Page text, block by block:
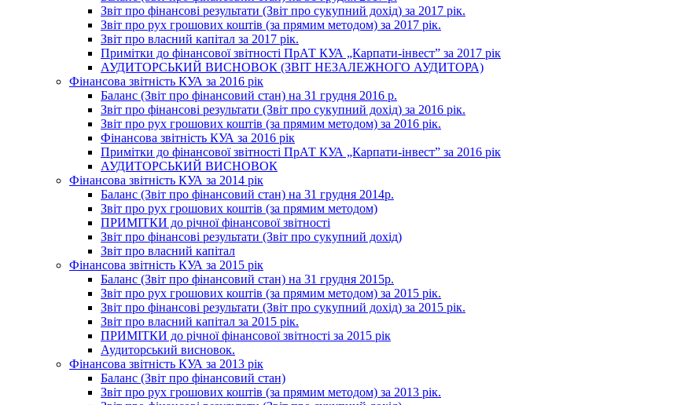
Звіт про фінансові результати (Звіт про сукупний дохід) за 2017 рік.
Звіт про рух грошових коштів (за прямим методом) за 2017 рік.
Звіт про власний капітал за 2017 рік.
Примітки до фінансової звітності ПрАТ КУА „Карпати-інвест” за 2017 рік
АУДИТОРСЬКИЙ ВИСНОВОК (ЗВІТ НЕЗАЛЕЖНОГО АУДИТОРА)
Фінансова звітність КУА за 2016 рік
Баланс (Звіт про фінансовий стан) на 31 грудня 2016 р.
Звіт про фінансові результати (Звіт про сукупний дохід) за 2016 рік.
Звіт про рух грошових коштів (за прямим методом) за 2016 рік.
Фінансова звітність КУА за 2016 рік
Примітки до фінансової звітності ПрАТ КУА „Карпати-інвест” за 2016 рік
АУДИТОРСЬКИЙ ВИСНОВОК
Фінансова звітність КУА за 2014 рік
Баланс (Звіт про фінансовий стан) на 31 грудня 2014р.
Звіт про рух грошових коштів (за прямим методом)
ПРИМІТКИ до річної фінансової звітності
Звіт про фінансові результати (Звіт про сукупний дохід)
Звіт про власний капітал
Фінансова звітність КУА за 2015 рік
Баланс (Звіт про фінансовий стан) на 31 грудня 2015р.
Звіт про рух грошових коштів (за прямим методом) за 2015 рік.
Звіт про фінансові результати (Звіт про сукупний дохід) за 2015 рік.
Звіт про власний капітал за 2015 рік.
ПРИМІТКИ до річної фінансової звітності за 2015 рік
Аудиторський висновок.
Фінансова звітність КУА за 2013 рік
Баланс (Звіт про фінансовий стан)
Звіт про рух грошових коштів (за прямим методом) за 2013 рік.